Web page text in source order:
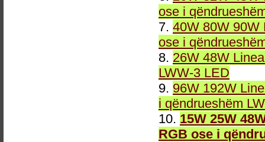
ose i
7. 40W 80W 90W
ose i
8. 26W 48W
LWW-3 LED
9. 96W 192W
i qëndrueshëm
10. 15W 25W
RGB ose i